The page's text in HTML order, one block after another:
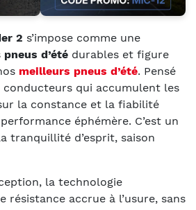
2 s’impose comme une
pneus d’été durables et figure
meilleurs pneus d’été. Pensé
qui accumulent les
la constance et la fiabilité
éphémère. C’est un
tranquillité d’esprit, saison
la technologie
résistance accrue à l’usure, sans